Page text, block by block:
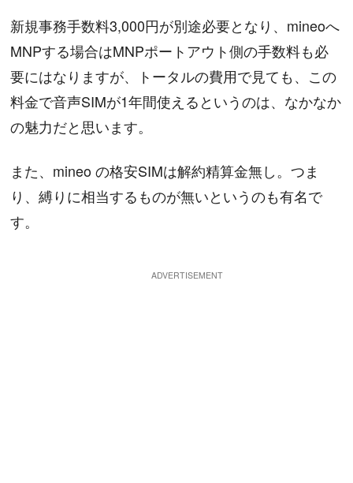
新規事務手数料3,000円が別途必要となり、mineoへ
MNPする場合はMNPポートアウト側の手数料も必
要にはなりますが、トータルの費用で見ても、この
料金で音声SIMが1年間使えるというのは、なかなか
の魅力だと思います。
また、mineo の格安SIMは解約精算金無し。つま
り、縛りに相当するものが無いというのも有名で
す。